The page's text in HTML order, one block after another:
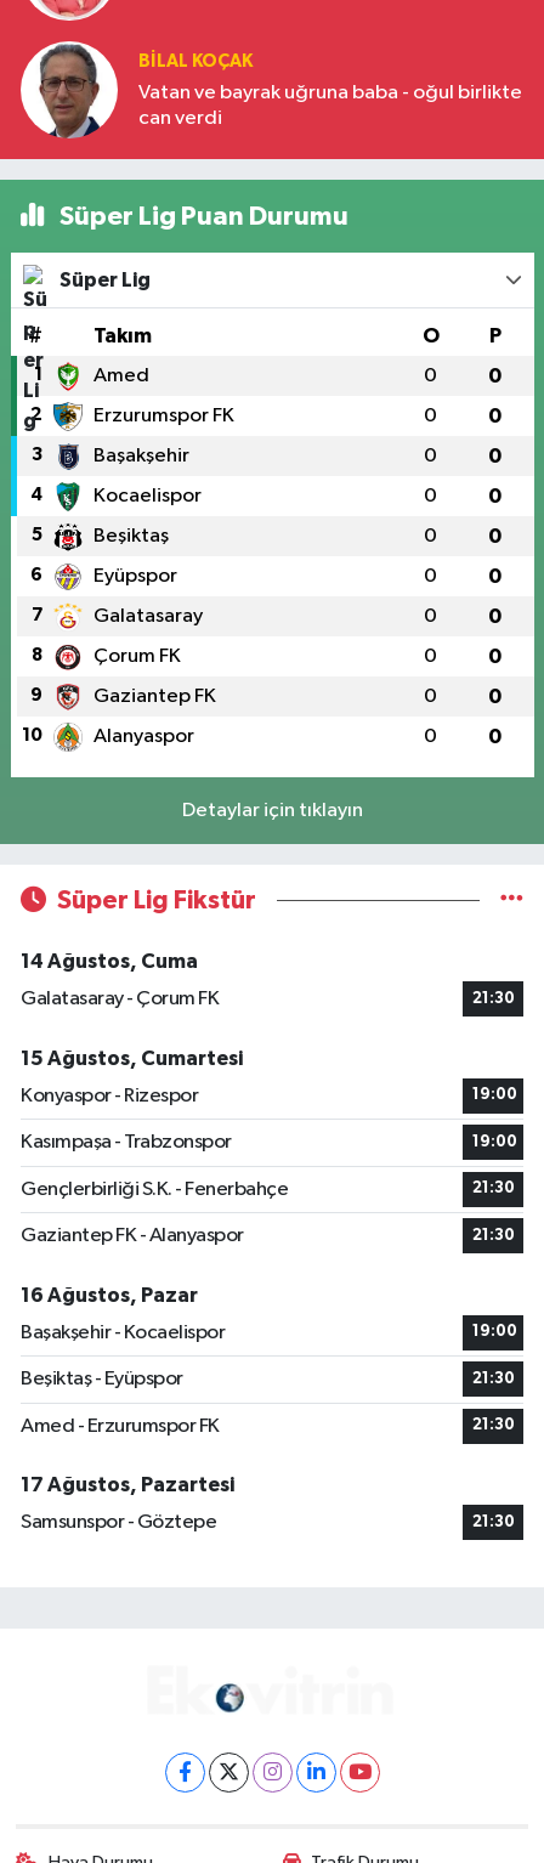
BILAL KOÇAK
Vatan ve bayrak uğruna baba - oğul birlikte
can verdi
Süper Lig Puan Durumu
Süper Lig
# Takım O P
1 Amed 0 0
2 Erzurumspor FK 0 0
3 Başakşehir 0 0
4 Kocaelispor 0 0
5 Beşiktaş 0 0
6 Eyüpspor 0 0
7 Galatasaray 0 0
8 Çorum FK 0 0
9 Gaziantep FK 0 0
10 Alanyaspor 0 0
Detaylar için tıklayın
Süper Lig Fikstür
14 Ağustos, Cuma
Galatasaray - Çorum FK
21:30
15 Ağustos, Cumartesi
Konyaspor - Rizespor
19:00
Kasımpaşa - Trabzonspor 19:00
Gençlerbirliği S.K. - Fenerbahçe 21:30
Gaziantep FK - Alanyaspor 21:30
16 Ağustos, Pazar
Başakşehir - Kocaelispor
19:00
Beşiktaş - Eyüpspor 21:30
Amed - Erzurumspor FK 21:30
17 Ağustos, Pazartesi
Samsunspor - Göztepe
21:30